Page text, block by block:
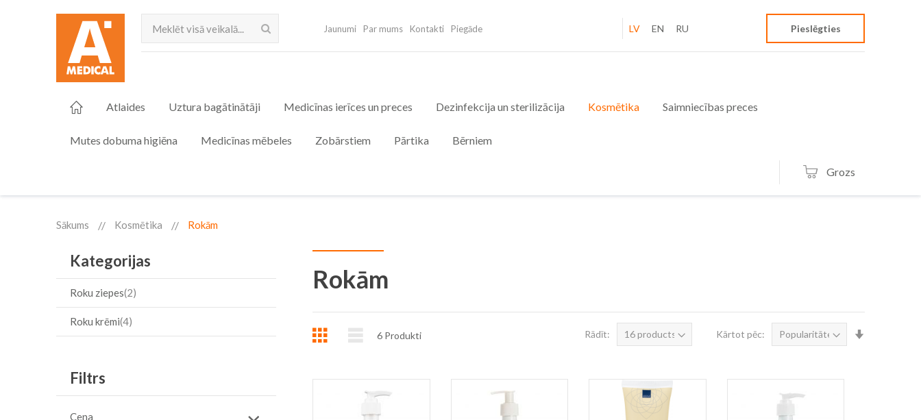
Meklēt
Jaunumi Par mums Kontakti Piegāde LV EN RU Pieslēgties
Atlaides Uztura bagātinātāji Medicīnas ierīces un preces Dezinfekcija un sterilizācija Kosmētika Saimniecības preces
Mutes dobuma higiēna Medicīnas mēbeles Zobārstiem Pārtika Bērniem
Grozs
Sākums Kosmētika Rokām
Rokām
Režģis Saraksts
6 Produkti Rādīt: Kārtot pēc:
Kategorijas
Roku ziepes 2
Roku krēmi 4
Filtrs
Cena